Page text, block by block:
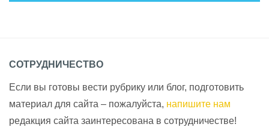
СОТРУДНИЧЕСТВО
Если вы готовы вести рубрику или блог, подготовить
материал для сайта – пожалуйста, напишите нам
редакция сайта заинтересована в сотрудничестве!